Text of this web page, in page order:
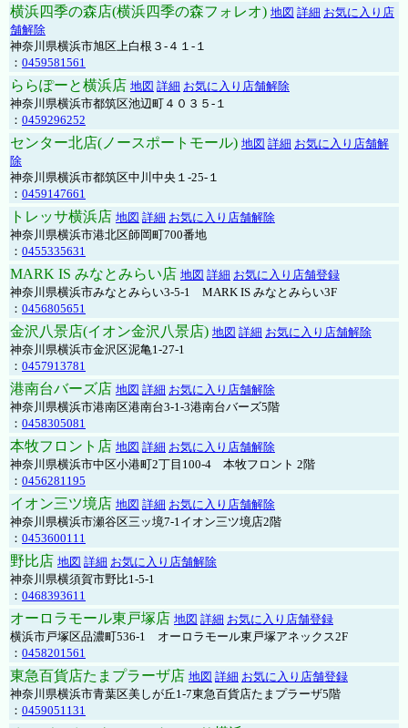
横浜四季の森店(横浜四季の森フォレオ) 地図 詳細 お気に入り店
舗解除
神奈川県横浜市旭区上白根３-４１-１
： 0459581561
ららぽーと横浜店 地図 詳細 お気に入り店舗解除
神奈川県横浜市都筑区池辺町４０３５-１
： 0459296252
センター北店(ノースポートモール) 地図 詳細 お気に入り店舗解
除
神奈川県横浜市都筑区中川中央１-25-１
： 0459147661
トレッサ横浜店 地図 詳細 お気に入り店舗解除
神奈川県横浜市港北区師岡町700番地
： 0455335631
MARK IS みなとみらい店 地図 詳細 お気に入り店舗登録
神奈川県横浜市みなとみらい3-5-1 MARK IS みなとみらい3F
： 0456805651
金沢八景店(イオン金沢八景店) 地図 詳細 お気に入り店舗解除
神奈川県横浜市金沢区泥亀1-27-1
： 0457913781
港南台バーズ店 地図 詳細 お気に入り店舗解除
神奈川県横浜市港南区港南台3-1-3港南台バーズ5階
： 0458305081
本牧フロント店 地図 詳細 お気に入り店舗解除
神奈川県横浜市中区小港町2丁目100-4 本牧フロント 2階
： 0456281195
イオン三ツ境店 地図 詳細 お気に入り店舗解除
神奈川県横浜市瀬谷区三ッ境7-1イオン三ツ境店2階
： 0453600111
野比店 地図 詳細 お気に入り店舗解除
神奈川県横須賀市野比1-5-1
： 0468393611
オーロラモール東戸塚店 地図 詳細 お気に入り店舗登録
横浜市戸塚区品濃町536-1 オーロラモール東戸塚アネックス2F
： 0458201561
東急百貨店たまプラーザ店 地図 詳細 お気に入り店舗登録
神奈川県横浜市青葉区美しが丘1-7東急百貨店たまプラーザ5階
： 0459051131